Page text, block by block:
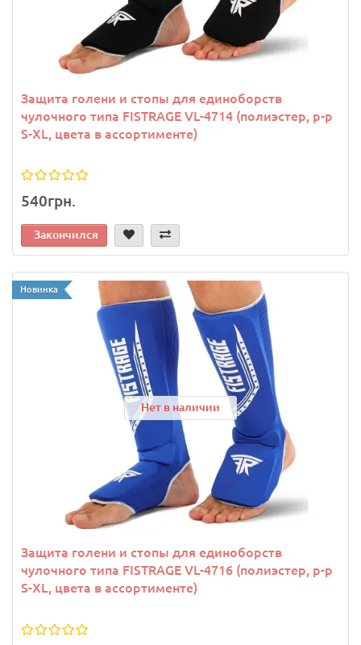
Защита голени и стопы для единоборств
чулочного типа FISTRAGE VL-4714 (полиэстер, р-р
S-XL, цвета в ассортименте)
540грн.
Закончился
Новинка
Нет в наличии
Защита голени и стопы для единоборств
чулочного типа FISTRAGE VL-4716 (полиэстер, р-р
S-XL, цвета в ассортименте)